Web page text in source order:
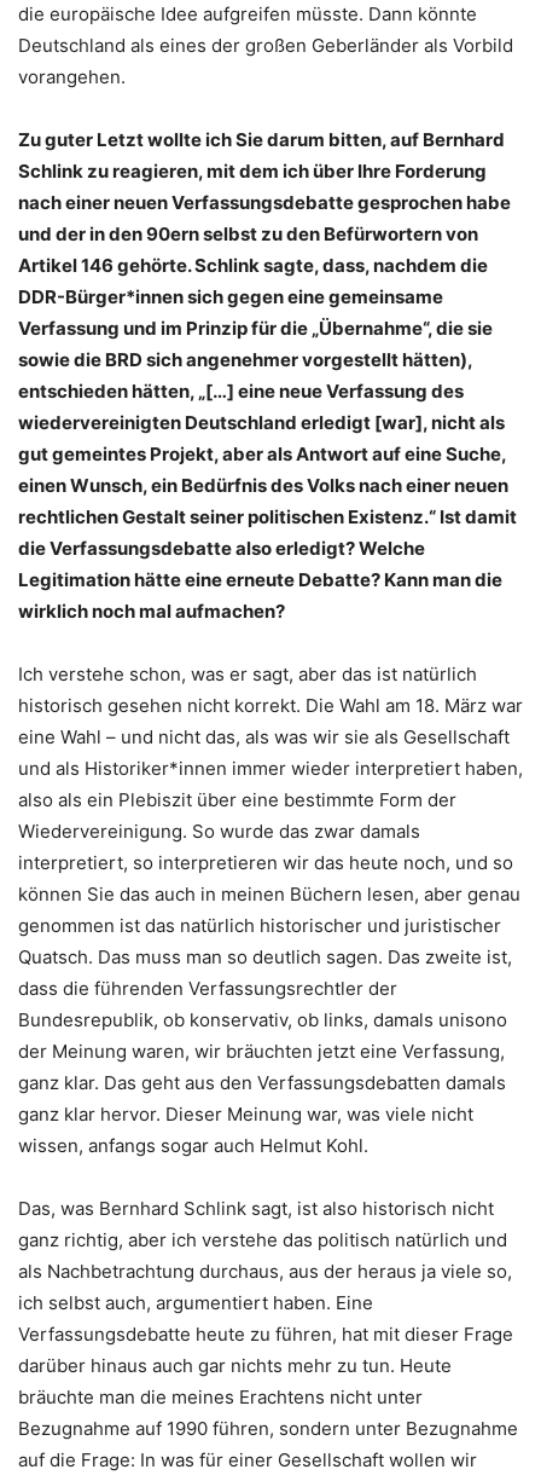
die europäische Idee aufgreifen müsste. Dann könnte
Deutschland als eines der großen Geberländer als Vorbild
vorangehen.
Zu guter Letzt wollte ich Sie darum bitten, auf Bernhard
Schlink zu reagieren, mit dem ich über Ihre Forderung
nach einer neuen Verfassungsdebatte gesprochen habe
und der in den 90ern selbst zu den Befürwortern von
Artikel 146 gehörte. Schlink sagte, dass, nachdem die
DDR-Bürger*innen sich gegen eine gemeinsame
Verfassung und im Prinzip für die „Übernahme“, die sie
sowie die BRD sich angenehmer vorgestellt hätten),
entschieden hätten, „[…] eine neue Verfassung des
wiedervereinigten Deutschland erledigt [war], nicht als
gut gemeintes Projekt, aber als Antwort auf eine Suche,
einen Wunsch, ein Bedürfnis des Volks nach einer neuen
rechtlichen Gestalt seiner politischen Existenz.“ Ist damit
die Verfassungsdebatte also erledigt? Welche
Legitimation hätte eine erneute Debatte? Kann man die
wirklich noch mal aufmachen?
Ich verstehe schon, was er sagt, aber das ist natürlich
historisch gesehen nicht korrekt. Die Wahl am 18. März war
eine Wahl – und nicht das, als was wir sie als Gesellschaft
und als Historiker*innen immer wieder interpretiert haben,
also als ein Plebiszit über eine bestimmte Form der
Wiedervereinigung. So wurde das zwar damals
interpretiert, so interpretieren wir das heute noch, und so
können Sie das auch in meinen Büchern lesen, aber genau
genommen ist das natürlich historischer und juristischer
Quatsch. Das muss man so deutlich sagen. Das zweite ist,
dass die führenden Verfassungsrechtler der
Bundesrepublik, ob konservativ, ob links, damals unisono
der Meinung waren, wir bräuchten jetzt eine Verfassung,
ganz klar. Das geht aus den Verfassungsdebatten damals
ganz klar hervor. Dieser Meinung war, was viele nicht
wissen, anfangs sogar auch Helmut Kohl.
Das, was Bernhard Schlink sagt, ist also historisch nicht
ganz richtig, aber ich verstehe das politisch natürlich und
als Nachbetrachtung durchaus, aus der heraus ja viele so,
ich selbst auch, argumentiert haben. Eine
Verfassungsdebatte heute zu führen, hat mit dieser Frage
darüber hinaus auch gar nichts mehr zu tun. Heute
bräuchte man die meines Erachtens nicht unter
Bezugnahme auf 1990 führen, sondern unter Bezugnahme
auf die Frage: In was für einer Gesellschaft wollen wir